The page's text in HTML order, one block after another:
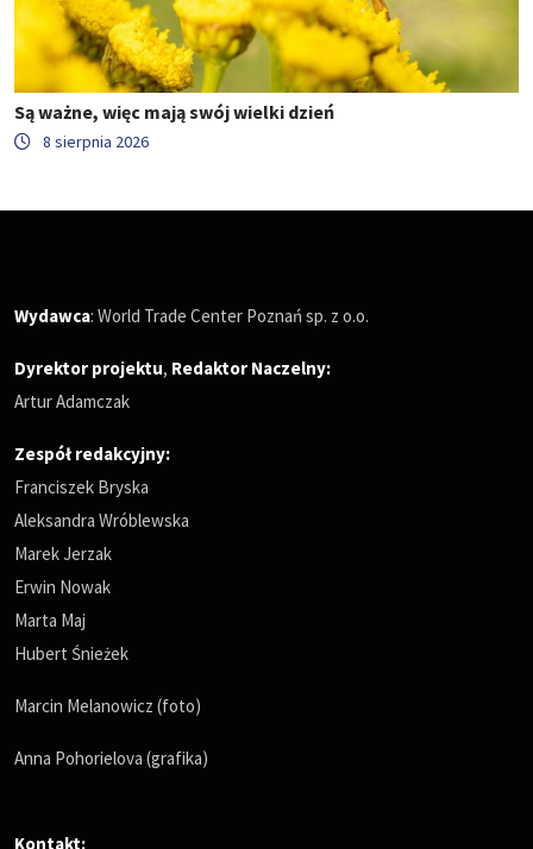
Są ważne, więc mają swój wielki dzień
8 sierpnia 2026
Wydawca: World Trade Center Poznań sp. z o.o.
Dyrektor projektu, Redaktor Naczelny:
Artur Adamczak
Zespół redakcyjny:
Franciszek Bryska
Aleksandra Wróblewska
Marek Jerzak
Erwin Nowak
Marta Maj
Hubert Śnieżek
Marcin Melanowicz (foto)
Anna Pohorielova (grafika)
Kontakt: